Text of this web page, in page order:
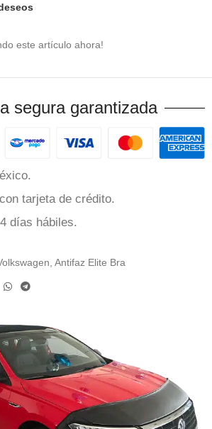
este artículo ahora!
segura garantizada
tarjeta de crédito.
días hábiles.
Antifaz Elite Bra